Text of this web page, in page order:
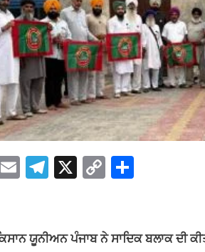
E T
gr
X C
y e
ਯੂਨੀਅਨ ਪੰਜਾਬ ਨੇ ਸਾਦਿਕ ਬਲਾਕ ਦੀ